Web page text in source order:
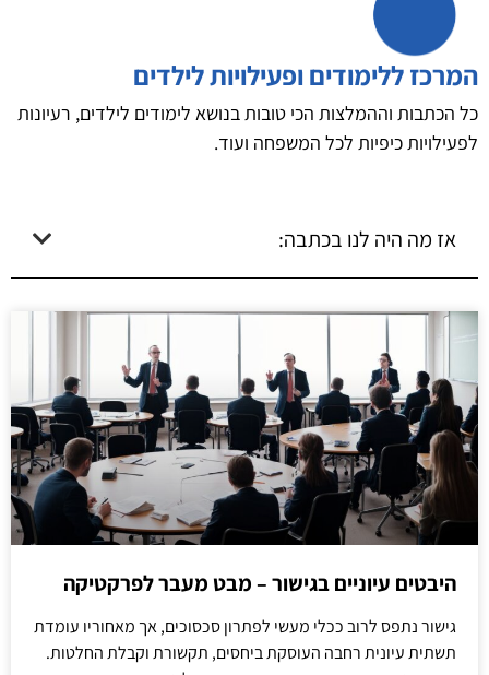
המרכז ללימודים ופעילויות לילדים
כל הכתבות וההמלצות הכי טובות בנושא לימודים לילדים, רעיונות
לפעילויות כיפיות לכל המשפחה ועוד.
אז מה היה לנו בכתבה:
היבטים עיוניים בגישור – מבט מעבר לפרקטיקה
גישור נתפס לרוב ככלי מעשי לפתרון סכסוכים, אך מאחוריו עומדת
תשתית עיונית רחבה העוסקת ביחסים, תקשורת וקבלת החלטות.